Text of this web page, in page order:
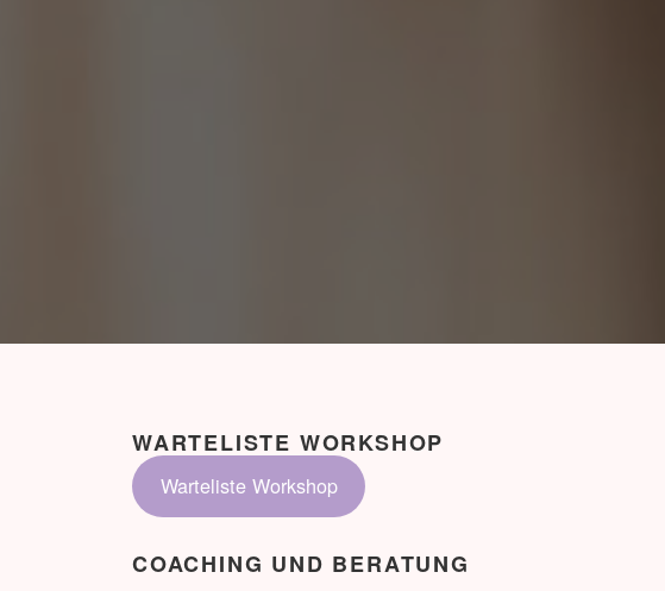
WARTELISTE WORKSHOP
Warteliste Workshop
COACHING UND BERATUNG